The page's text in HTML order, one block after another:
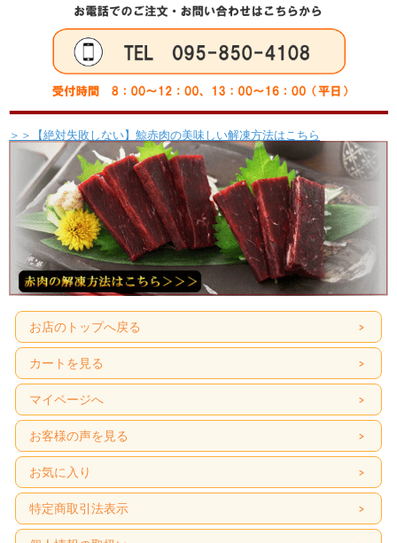
料、(一部に小麦・乳成分・牛肉・ごま・大豆・鶏肉・バナナ・豚肉・りんご
を含む）
上
り
【湯船の場合】
袋(レトルトパウチ)の封を切らずに、熱湯の中に入れ、約5分間沸騰させてく
ださい。
レンジ対応容器に移し替えてラップをかけて温めてください。
加熱時間の目安
500Wの場合約2分
600ｗの場合約1分30秒
※袋のまま電子レンジに入れないでください。 ※上記加熱時間は機種、Ｗ(ワ
ット）数により異なりますので、あくまでも目安です。
＞＞【絶対失敗しない】鯨赤肉の美味しい解凍方法はこちら
お店のトップへ戻る
カートを見る
マイページへ
お客様の声を見る
お気に入り
特定商取引法表示